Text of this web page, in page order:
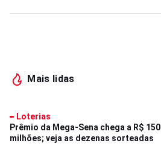
Mais lidas
Loterias
Prêmio da Mega-Sena chega a R$ 150
milhões; veja as dezenas sorteadas